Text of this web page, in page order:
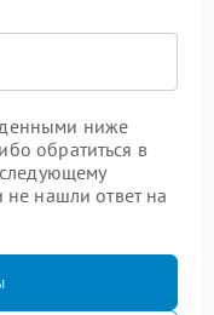
ниже
обратиться в
не нашли ответ на